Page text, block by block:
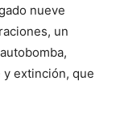
nueve
un
extinción, que